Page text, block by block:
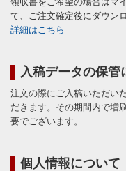
て、ご注文確定後にダウン
詳細はこちら
入稿データの保管
注文の際にご入稿いただい
だきます。その期間内で増
要でございます。
個人情報について